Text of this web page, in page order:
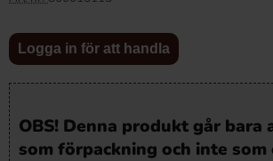
Logga in för att handla
OBS! Denna produkt går bara
som förpackning och inte som